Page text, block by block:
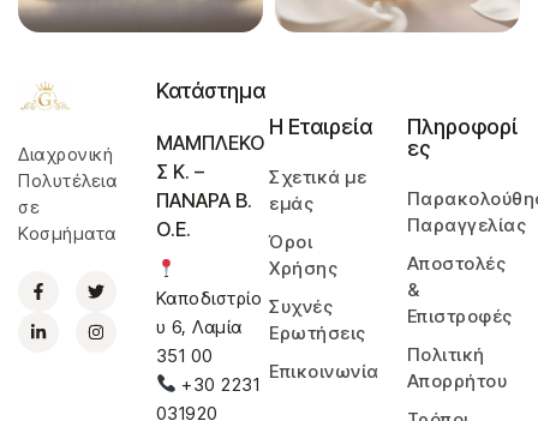
Διαχρονική
Πολυτέλεια
σε
Κοσμήματα
Η Εταιρεία
Σχετικά με
εμάς
Όροι
Χρήσης
Συχνές
Ερωτήσεις
Επικοινωνία
Πληροφορί
ες
Παραγγελίας
Αποστολές
&
Επιστροφές
Πολιτική
Απορρήτου
Κατάστημα
ΜΑΜΠΛΕΚΟ
Σ Κ. –
ΠΑΝΑΡΑ Β.
Ο.Ε.
Καποδιστρίο
υ 6, Λαμία
351 00
+30 2231
031920